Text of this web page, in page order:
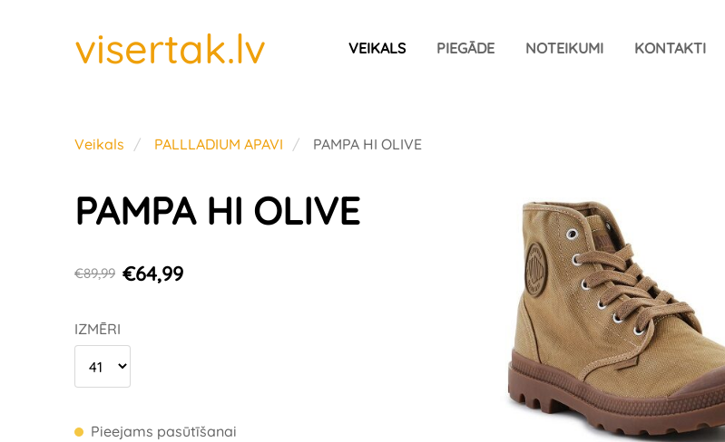
visertak.lv VEIKALS PIEGĀDE NOTEIKUMI KONTAKTI
Veikals PALLLADIUM APAVI PAMPA HI OLIVE
PAMPA HI OLIVE
€89,99 €64,99
IZMĒRI
Pieejams pasūtīšanai